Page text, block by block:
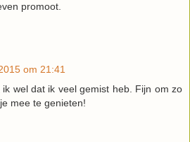
promoot.
om 21:41
wel dat ik veel gemist heb. Fijn om zo
mee te genieten!